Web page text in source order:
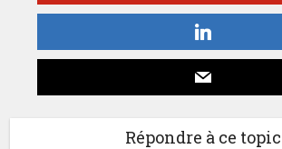
Répondre à ce topic